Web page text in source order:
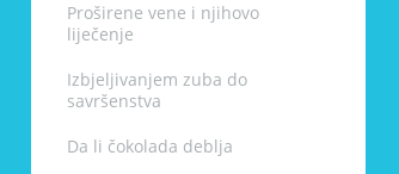
Proširene vene i njihovo
liječenje
Izbjeljivanjem zuba do
savršenstva
Da li čokolada deblja